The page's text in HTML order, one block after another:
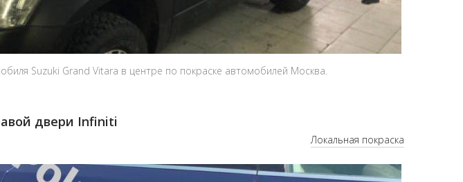
Suzuki Grand Vitara в центре по покраске автомобилей Москва.
двери Infiniti
Локальная покраска